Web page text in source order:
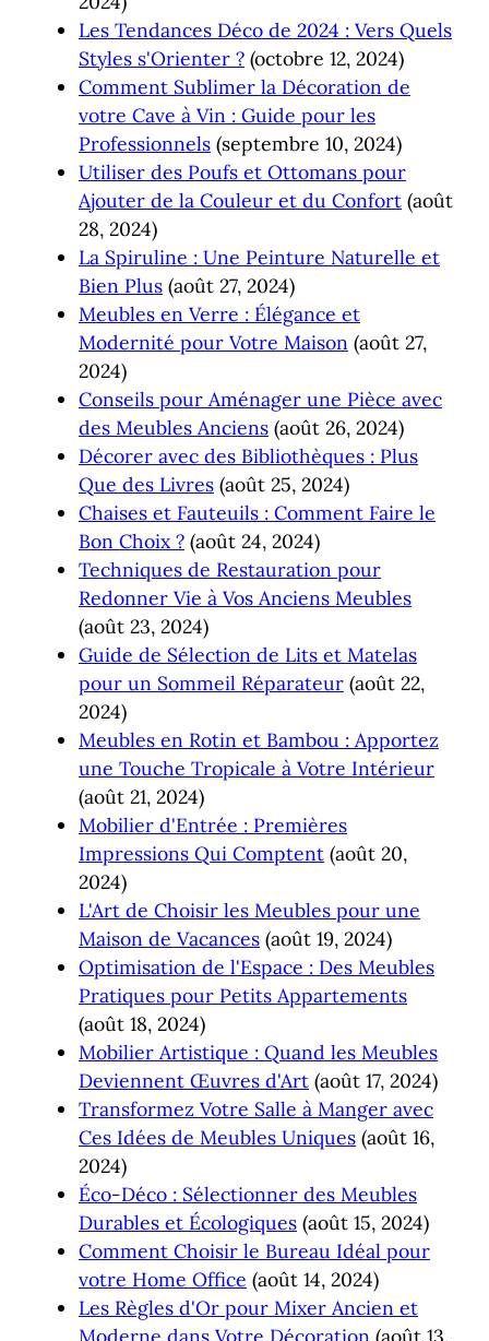
Les Tendances Déco de 2024 : Vers Quels
Styles s'Orienter ? (octobre 12, 2024)
Comment Sublimer la Décoration de
votre Cave à Vin : Guide pour les
Professionnels (septembre 10, 2024)
Utiliser des Poufs et Ottomans pour
Ajouter de la Couleur et du Confort (août
28, 2024)
La Spiruline : Une Peinture Naturelle et
Bien Plus (août 27, 2024)
Meubles en Verre : Élégance et
Modernité pour Votre Maison (août 27,
2024)
Conseils pour Aménager une Pièce avec
des Meubles Anciens (août 26, 2024)
Décorer avec des Bibliothèques : Plus
Que des Livres (août 25, 2024)
Chaises et Fauteuils : Comment Faire le
Bon Choix ? (août 24, 2024)
Techniques de Restauration pour
Redonner Vie à Vos Anciens Meubles
(août 23, 2024)
Guide de Sélection de Lits et Matelas
pour un Sommeil Réparateur (août 22,
2024)
Meubles en Rotin et Bambou : Apportez
une Touche Tropicale à Votre Intérieur
(août 21, 2024)
Mobilier d'Entrée : Premières
Impressions Qui Comptent (août 20,
2024)
L'Art de Choisir les Meubles pour une
Maison de Vacances (août 19, 2024)
Optimisation de l'Espace : Des Meubles
Pratiques pour Petits Appartements
(août 18, 2024)
Mobilier Artistique : Quand les Meubles
Deviennent Œuvres d'Art (août 17, 2024)
Transformez Votre Salle à Manger avec
Ces Idées de Meubles Uniques (août 16,
2024)
Éco-Déco : Sélectionner des Meubles
Durables et Écologiques (août 15, 2024)
Comment Choisir le Bureau Idéal pour
votre Home Office (août 14, 2024)
Les Règles d'Or pour Mixer Ancien et